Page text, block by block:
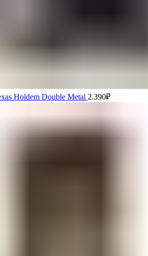
Holdem Double Metal 2.390₽